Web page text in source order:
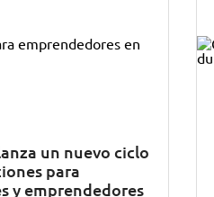
un nuevo ciclo
para
y emprendedores